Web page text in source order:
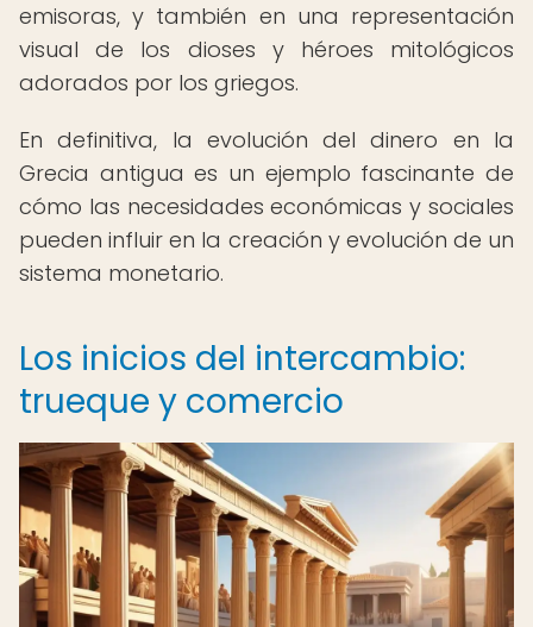
emisoras, y también en una representación
visual de los dioses y héroes mitológicos
adorados por los griegos.
En definitiva, la evolución del dinero en la
Grecia antigua es un ejemplo fascinante de
cómo las necesidades económicas y sociales
pueden influir en la creación y evolución de un
sistema monetario.
Los inicios del intercambio:
trueque y comercio